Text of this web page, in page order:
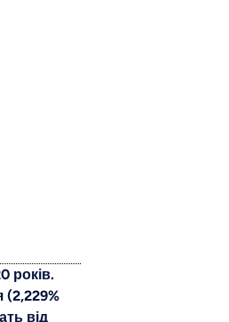
років.
(2,229%
від